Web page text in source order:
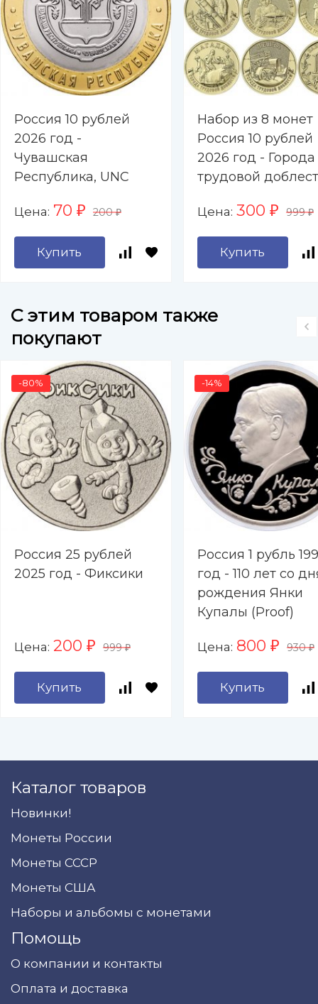
Россия 10 рублей
2026 год -
Чувашская
Республика, UNC
Цена: 70 ₽ 200₽
Купить
Набор из 8 монет
Россия 10 рублей
2026 год - Города
трудовой
Уральский, Киров,
Коломна,
Комсомольск-на-
Амуре,
Цена: 300 ₽ 999₽
Купить
C этим товаром также
покупают
-80%
Россия 25 рублей
2025 год - Фиксики
Цена: 200 ₽ 999₽
Купить
-14%
Россия 1 рубль
год - 110 лет со
рождения Янки
Купалы (Proof)
Цена: 800 ₽ 930₽
Купить
Каталог товаров
Новинки!
Монеты России
Монеты СССР
Монеты США
Наборы и альбомы с монетами
Помощь
О компании и контакты
Оплата и доставка